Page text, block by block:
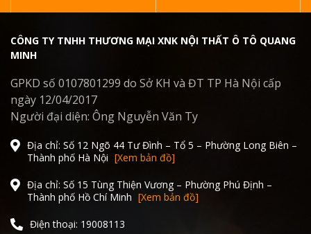
CÔNG TY TNHH THƯƠNG MẠI XNK NỘI THẤT Ô TÔ QUANG
MINH
GPKD số 0107801299 do Sở KH và ĐT TP Hà Nội cấp
ngày 12/04/2017
Người đại diện: Ông Nguyễn Văn Ty
Địa chỉ: Số 12 Ngõ 44 Tư Đình – Tổ 5 – Phường Long Biên –
Thành phố Hà Nội [Xem bản đồ]
Địa chỉ: Số 15 Tùng Thiện Vương – Phường Phú Định –
Thành phố Hồ Chí Minh [Xem bản đồ]
Điện thoại: 19008113